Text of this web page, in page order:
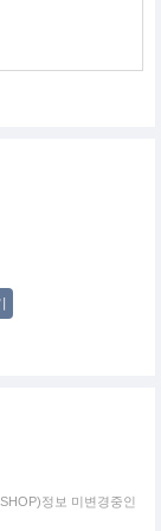
정보 미변경중인